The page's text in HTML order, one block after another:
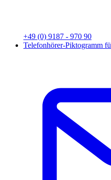
+49 (0) 9187 - 970 90
Telefonhörer-Piktogramm